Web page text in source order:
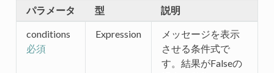
パラメータ 型 説明
conditions
必須
Expression
メッセージを表示
させる条件式で
す。結果がFalseの